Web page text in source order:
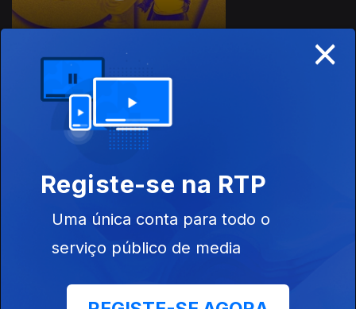
×
Registe-se na RTP
Uma única conta para todo o
serviço público de media